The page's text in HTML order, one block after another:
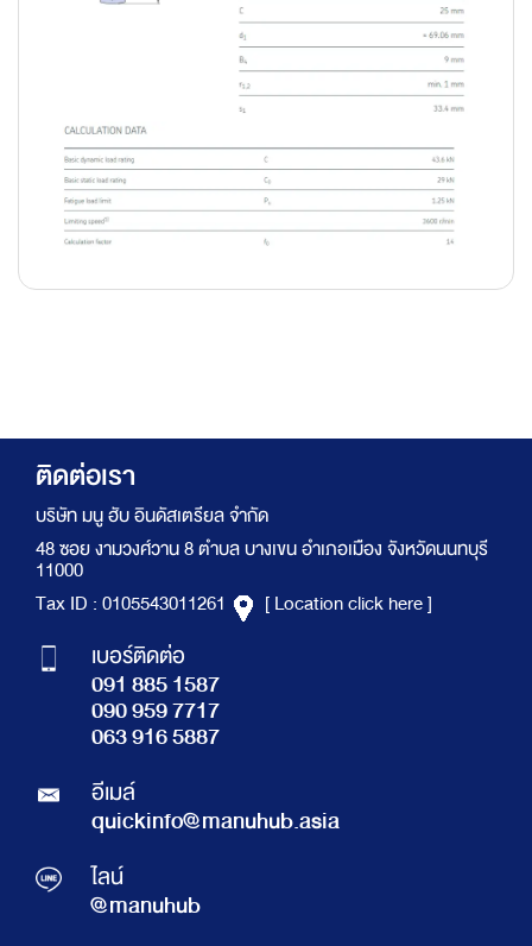
ติดต่อเรา
บริษัท มนู ฮับ อินดัสเตรียล จำกัด
48 ซอย งามวงศ์วาน 8 ตำบล บางเขน อำเภอเมือง จังหวัดนนทบุรี
11000
Tax ID : 0105543011261
[ Location click here ]
เบอร์ติดต่อ
091 885 1587
090 959 7717
063 916 5887
อีเมล์
quickinfo@manuhub.asia
ไลน์
@manuhub